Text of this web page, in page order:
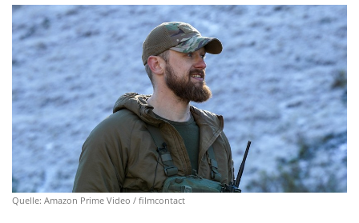
Quelle: Amazon Prime Video / filmcontact